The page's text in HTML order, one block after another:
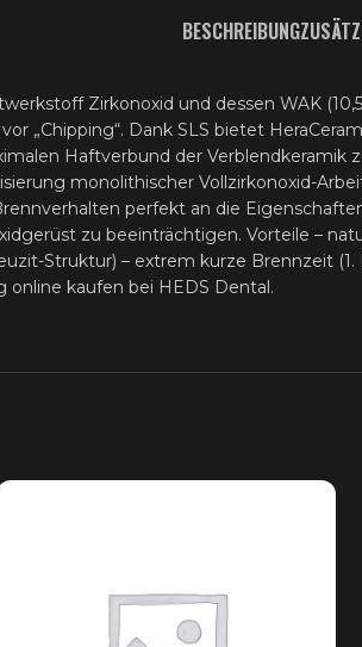
BESCHREIBUNG
Zirkonoxid und dessen WAK
„Chipping“. Dank SLS bietet
Haftverbund der
monolithischer Vollzirkonoxid-
perfekt an die
zu beeinträchtigen. Vorteile –
Struktur) – extrem kurze Brennzeit
online kaufen bei HEDS Dental.